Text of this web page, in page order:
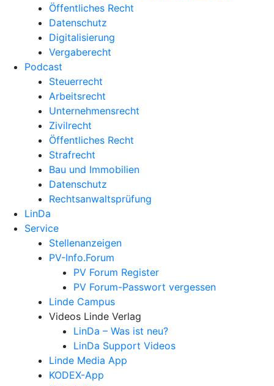
Öffentliches Recht
Datenschutz
Digitalisierung
Vergaberecht
Podcast
Steuerrecht
Arbeitsrecht
Unternehmens­recht
Zivilrecht
Öffentliches Recht
Strafrecht
Bau und Immobilien
Datenschutz
Rechtsanwalts­prüfung
LinDa
Service
Stellenanzeigen
PV-Info.Forum
PV Forum Register
PV Forum-Passwort vergessen
Linde Campus
Videos Linde Verlag
LinDa – Was ist neu?
LinDa Support Videos
Linde Media App
KODEX-App